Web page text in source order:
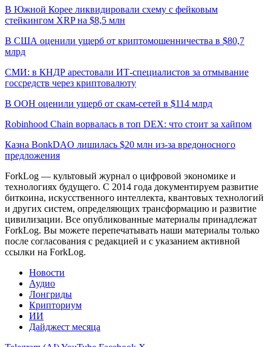
В Южной Корее ликвидировали схему с фейковым
стейкингом XRP на $8,5 млн
В США оценили ущерб от криптомошенничества в $80,7
млрд
СМИ: в КНДР арестовали ИТ-специалистов за отмывание
госсредств через криптовалюту
В ООН оценили ущерб от скам-сетей в $114 млрд
Robinhood Chain ворвалась в топ DEX: что стоит за хайпом
Казна BonkDAO лишилась $20 млн из-за вредоносного
предложения
ForkLog — культовый журнал о цифровой экономике и
технологиях будущего. С 2014 года документируем развитие
биткоина, искусственного интеллекта, квантовых технологий
и других систем, определяющих трансформацию и развитие
цивилизации. Все опубликованные материалы принадлежат
ForkLog. Вы можете перепечатывать наши материалы только
после согласования с редакцией и с указанием активной
ссылки на ForkLog.
Новости
Аудио
Лонгриды
Крипториум
ИИ
Дайджест месяца